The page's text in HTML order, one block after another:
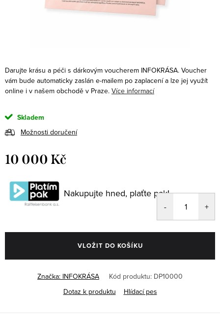
Darujte krásu a péči s dárkovým voucherem INFOKRÁSA. Voucher
vám bude automaticky zaslán e-mailem po zaplacení a lze jej využít
online i v našem obchodě v Praze. Více informací
Skladem
Možnosti doručení
10 000 Kč
cena:
Nakupujte hned, plaťte pak!
VLOŽIT DO KOŠÍKU
Značka: INFOKRÁSA Kód produktu: DP10000
Dotaz k produktu
Hlídací pes